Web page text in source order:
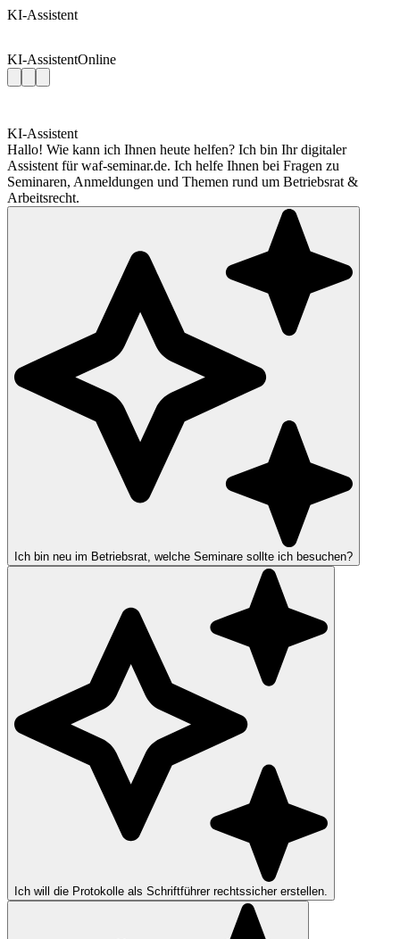
KI-Assistent
KI-AssistentOnline
KI-Assistent
Hallo! Wie kann ich Ihnen heute helfen? Ich bin Ihr digitaler
Assistent für waf-seminar.de. Ich helfe Ihnen bei Fragen zu
Seminaren, Anmeldungen und Themen rund um Betriebsrat &
Arbeitsrecht.
Ich bin neu im Betriebsrat, welche Seminare sollte ich besuchen?
Ich will die Protokolle als Schriftführer rechtssicher erstellen.